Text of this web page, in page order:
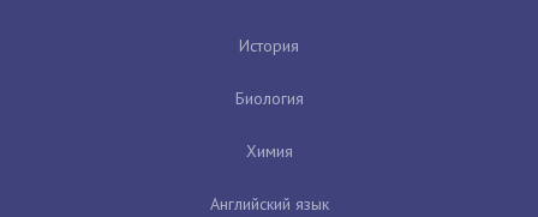
История
Биология
Химия
Английский язык